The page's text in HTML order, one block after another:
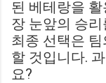
된 베테랑을
장 눈앞의 승
최종 선택은
할 것입니다.
요?